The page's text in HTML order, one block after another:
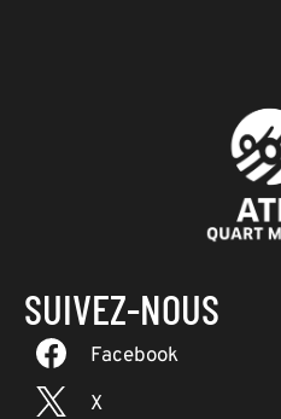
SUIVEZ-NOUS
Facebook
X